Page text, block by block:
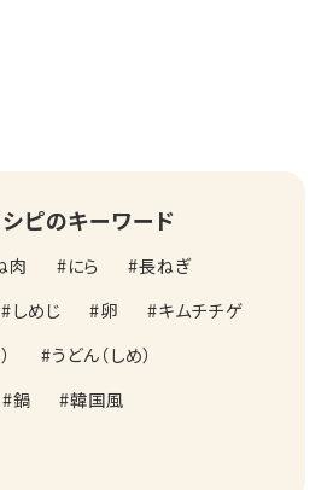
ピのキーワード
肉 にら
長ねぎ
しめじ 卵
キムチチゲ
うどん（しめ）
鍋
韓国風